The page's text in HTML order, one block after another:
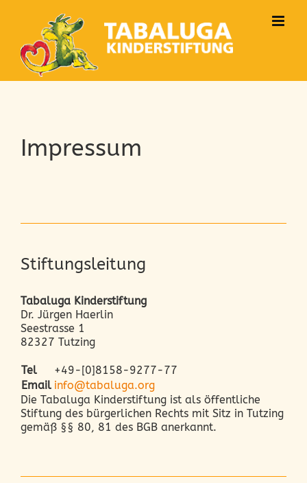
springen
Impressum
Stiftungsleitung
Tabaluga Kinderstiftung
Dr. Jürgen Haerlin
Seestrasse 1
82327 Tutzing
Tel
+49-[0]8158-9277-77
Email info@tabaluga.org
Die Tabaluga Kinderstiftung ist als öffentliche
Stiftung des bürgerlichen Rechts mit Sitz in Tutzing
gemäß §§ 80, 81 des BGB anerkannt.